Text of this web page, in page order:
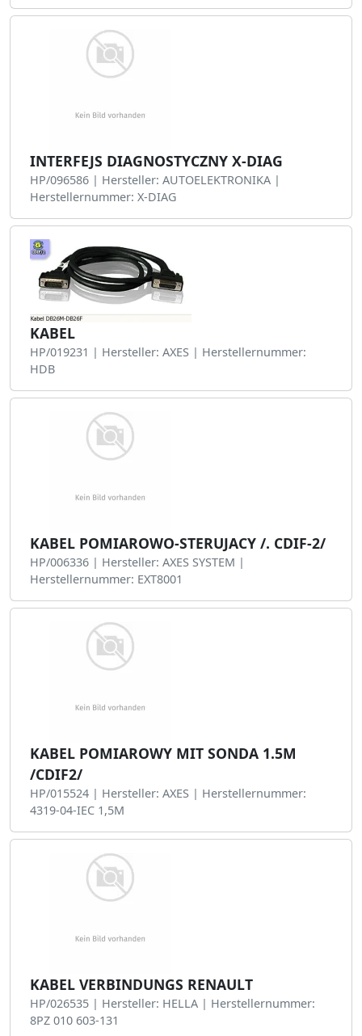
INTERFEJS DIAGNOSTYCZNY X-DIAG
HP/096586 | Hersteller: AUTOELEKTRONIKA |
Herstellernummer: X-DIAG
KABEL
HP/019231 | Hersteller: AXES | Herstellernummer:
HDB
KABEL POMIAROWO-STERUJACY /. CDIF-2/
HP/006336 | Hersteller: AXES SYSTEM |
Herstellernummer: EXT8001
KABEL POMIAROWY MIT SONDA 1.5M
/CDIF2/
HP/015524 | Hersteller: AXES | Herstellernummer:
4319-04-IEC 1,5M
KABEL VERBINDUNGS RENAULT
HP/026535 | Hersteller: HELLA | Herstellernummer:
8PZ 010 603-131